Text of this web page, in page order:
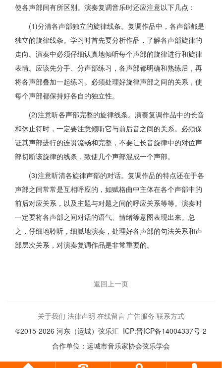
使各声部间有所区别。演奏复调音乐时还应注意以下几点：
(1)分清各声部独立的旋律线条。复调作品中，各声部都是
独立的旋律线条。学习时首先要分析作品，了解各声部旋律的
走向。演奏中必须仔细认真地倾听每个声部的旋律进行和旋律
表情。应该先分手、分声部练习，各声部都明确和熟练后，再
将各声部叠加一起练习。必须处理好旋律声部之间的关系，使
每个声部都保持好各自的独立性。
(2)注意听各声部完整的旋律线条。演奏复调作品中的长音
和休止符时，一定要注意倾听它与前后音之间的关系。必须保
证其声部进行的连贯流畅和完整，不要让长音旋律中的对位声
部切断该旋律的线条，致使几个声部混成一个声部。
(3)注意听清各旋律声部的对话。复调作品的特点还在于各
声部之间常常是互相呼应的，如赋格曲中主体在各个声部中的
前后对应关系，以及主题与对题之间的呼应关系等等。演奏时
一定要将各声部之间对话的语气、情绪等意图表现出来。总
之，仔细地聆听，细腻地演奏，处理好各声部的句法关系和声
部层次关系，对演奏复调作品是非常重要的。
返回上一页
关于我们 法律声明 在线留言 广告服务 联系方式
©2015-2026 河东（运城）弦乐汇 ICP:晋ICP备14004337号-2
合作单位：运城市音乐家协会弦乐学会